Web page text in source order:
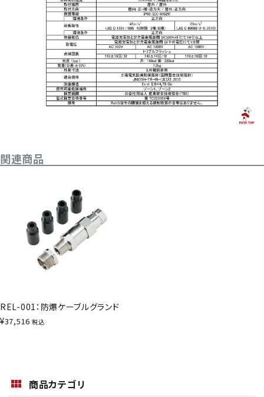
関連商品
REL-001：防爆ケーブルグランド
¥37,516 税込
商品カテゴリ